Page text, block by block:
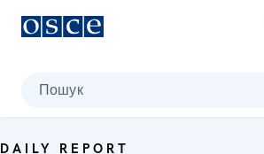
Пошук
DAILY REPORT